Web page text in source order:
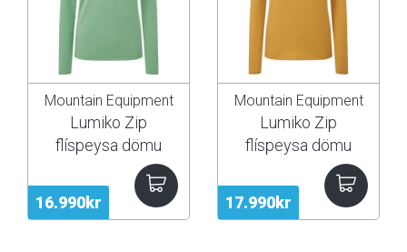
16.990kr
Mountain Equipment
Lumiko Zip
flíspeysa dömu
17.990kr
Mountain Equipment
Lumiko Zip
flíspeysa dömu